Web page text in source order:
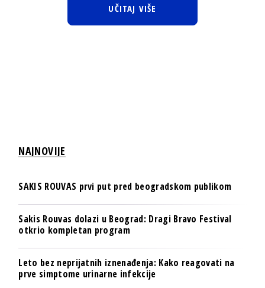
UČITAJ VIŠE
NAJNOVIJE
SAKIS ROUVAS prvi put pred beogradskom publikom
Sakis Rouvas dolazi u Beograd: Dragi Bravo Festival
otkrio kompletan program
Leto bez neprijatnih iznenađenja: Kako reagovati na
prve simptome urinarne infekcije